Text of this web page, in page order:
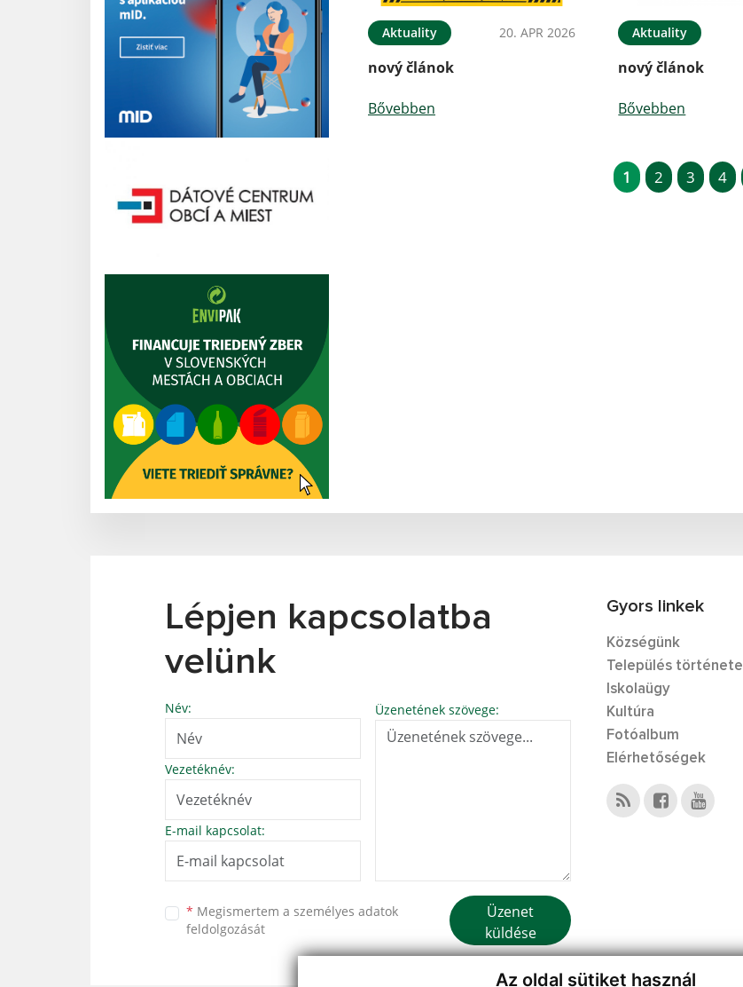
Az oldal sütiket használ
Aktuality 20. APR 2026
nový článok
Bővebben
Aktuality
nový článok
Bővebben
1 2 3 4
Lépjen kapcsolatba
velünk
Név:
Vezetéknév:
E-mail kapcsolat:
Üzenetének szövege:
* Megismertem a személyes adatok
feldolgozását
Üzenet
küldése
Gyors linkek
Községünk
Település története
Iskolaügy
Kultúra
Fotóalbum
Elérhetőségek